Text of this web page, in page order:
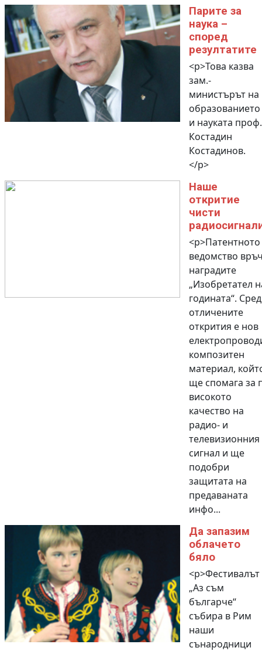
Парите за
наука –
според
резултатите
<p>Това казва
зам.-
министърът на
образованието
и науката проф.
Костадин
Костадинов.
</p>
Наше
откритие
чисти
<p>Патентното
ведомство
наградите
„Изобретател
годината“. Сред
отличените
открития е нов
композитен
материал,
ще спомага за
високото
качество на
радио- и
телевизионния
сигнал и ще
подобри
защитата на
предаваната
инфо...
Да запазим
облачето
бяло
<p>Фестивалът
„Аз съм
българче“
събира в Рим
наши
сънародници